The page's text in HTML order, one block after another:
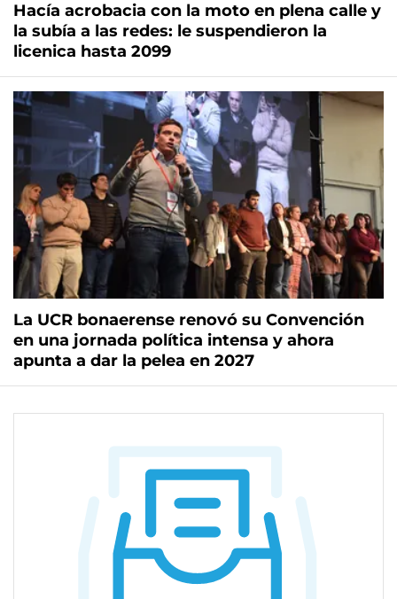
Hacía acrobacia con la moto en plena calle y
la subía a las redes: le suspendieron la
licenica hasta 2099
La UCR bonaerense renovó su Convención
en una jornada política intensa y ahora
apunta a dar la pelea en 2027